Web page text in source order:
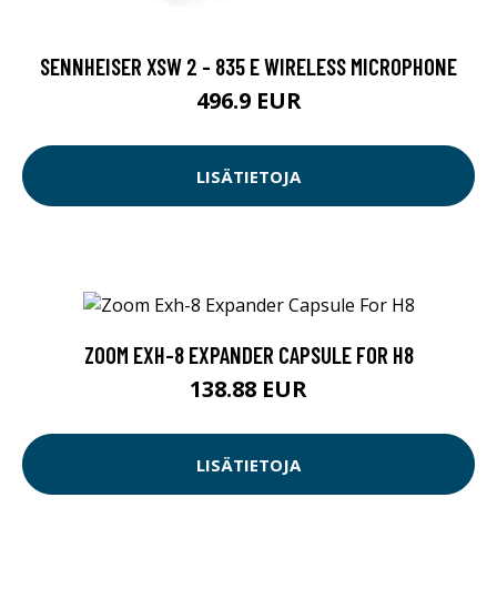
SENNHEISER XSW 2 - 835 E WIRELESS MICROPHONE
496.9 EUR
LISÄTIETOJA
ZOOM EXH-8 EXPANDER CAPSULE FOR H8
138.88 EUR
LISÄTIETOJA